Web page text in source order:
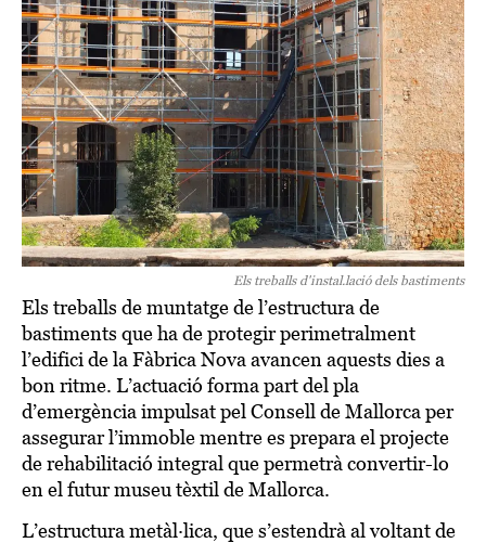
Els treballs d'instal.lació dels bastiments
Els treballs de muntatge de l’estructura de
bastiments que ha de protegir perimetralment
l’edifici de la Fàbrica Nova avancen aquests dies a
bon ritme. L’actuació forma part del pla
d’emergència impulsat pel Consell de Mallorca per
assegurar l’immoble mentre es prepara el projecte
de rehabilitació integral que permetrà convertir-lo
en el futur museu tèxtil de Mallorca.
L’estructura metàl·lica, que s’estendrà al voltant de